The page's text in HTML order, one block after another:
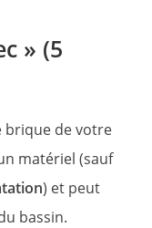
» (5
brique de votre
matériel (sauf
) et peut
bassin.